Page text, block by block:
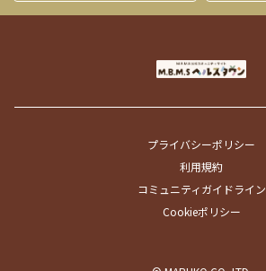
プライバシーポリシー
利用規約
コミュニティガイドライン
Cookieポリシー